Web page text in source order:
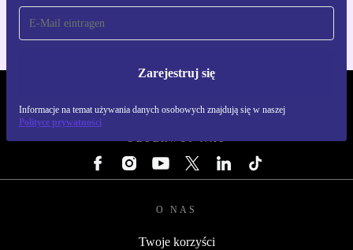
Zarejestruj się
Informacje na temat używania danych osobowych znajdują się w naszej
Polityce prywatności
OBSERWUJ NAS
O NAS
Twoje korzyści